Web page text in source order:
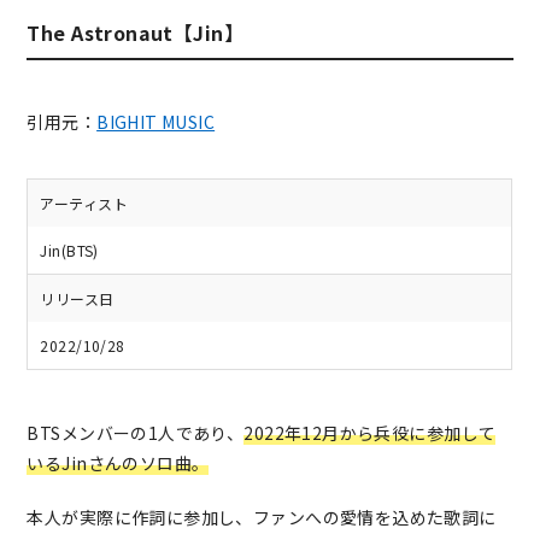
The Astronaut【Jin】
引用元： BIGHIT MUSIC
アーティスト
Jin(BTS)
リリース日
2022/10/28
BTSメンバーの1人であり、2022年12月から兵役に参加して
いるJinさんのソロ曲。
本人が実際に作詞に参加し、ファンへの愛情を込めた歌詞に